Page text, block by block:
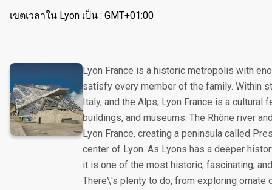
เขตเวลาใน Lyon เป็น : GMT+01:00
Lyon France is a historic metropolis with
satisfy every member of the family. Within
Italy, and the Alps, Lyon France is a cultural
buildings, and museums. The Rhône river
Lyon France, creating a peninsula called
center of Lyon. As Lyons has a deeper
it is one of the most historic, fascinating,
There\'s plenty to do, from exploring ornate